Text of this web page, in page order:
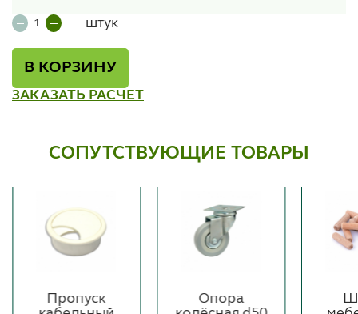
штук
В КОРЗИНУ
ЗАКАЗАТЬ РАСЧЕТ
СОПУТСТВУЮЩИЕ ТОВАРЫ
Пропуск
Опора